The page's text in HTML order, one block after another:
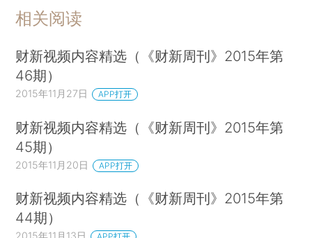
相关阅读
财新视频内容精选（《财新周刊》2015年第
46期）
2015年11月27日 APP打开
财新视频内容精选（《财新周刊》2015年第
45期）
2015年11月20日 APP打开
财新视频内容精选（《财新周刊》2015年第
44期）